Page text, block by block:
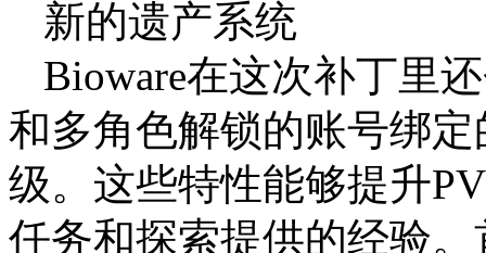
新的遗产系统
Bioware在这次补丁里
和多角色解锁的账号绑
级。这些特性能够提升
任务和探索提供的经验。